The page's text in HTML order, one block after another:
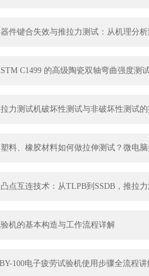
件键合失效与推拉力测试：从机理分
C1499 的高级陶瓷双轴弯曲强度测
力测试机破坏性测试与非破坏性测试
料、橡胶材料如何做拉伸测试？微电
点互连技术：从TLPB到SSDB，推拉
机的基本构造与工作流程详解
100电子疲劳试验机使用步骤全流程讲